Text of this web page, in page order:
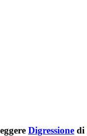
Digressione di